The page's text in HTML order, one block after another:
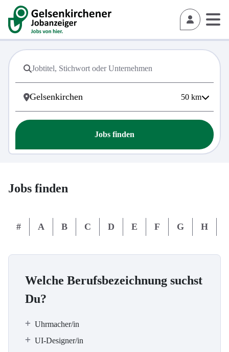
50 km
Jobs finden
Jobs finden
# A B C D E F G H
Welche Berufsbezeichnung suchst
Du?
Uhrmacher/in
UI-Designer/in